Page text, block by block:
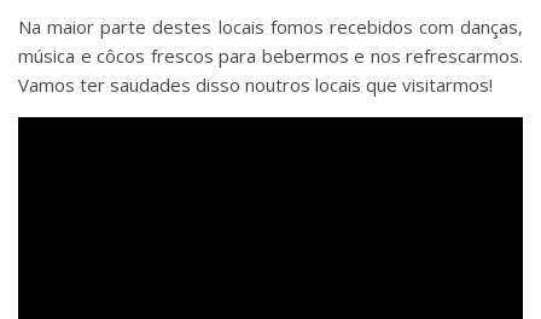
Na maior parte destes locais fomos recebidos com danças,
música e côcos frescos para bebermos e nos refrescarmos.
Vamos ter saudades disso noutros locais que visitarmos!